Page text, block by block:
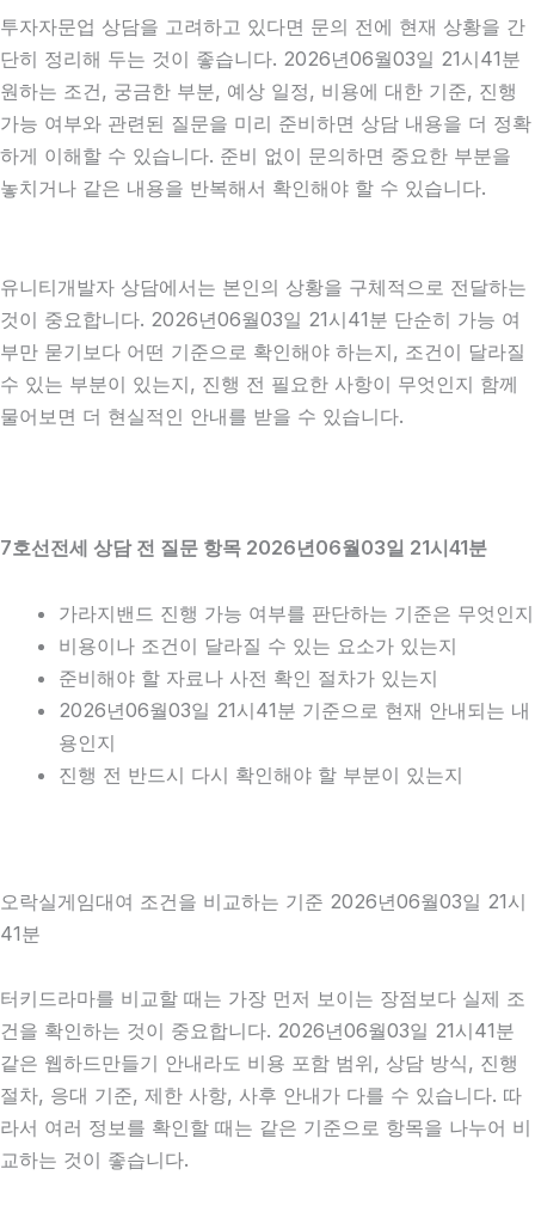
투자자문업 상담을 고려하고 있다면 문의 전에 현재 상황을 간
단히 정리해 두는 것이 좋습니다. 2026년06월03일 21시41분
원하는 조건, 궁금한 부분, 예상 일정, 비용에 대한 기준, 진행
가능 여부와 관련된 질문을 미리 준비하면 상담 내용을 더 정확
하게 이해할 수 있습니다. 준비 없이 문의하면 중요한 부분을
놓치거나 같은 내용을 반복해서 확인해야 할 수 있습니다.
유니티개발자 상담에서는 본인의 상황을 구체적으로 전달하는
것이 중요합니다. 2026년06월03일 21시41분 단순히 가능 여
부만 묻기보다 어떤 기준으로 확인해야 하는지, 조건이 달라질
수 있는 부분이 있는지, 진행 전 필요한 사항이 무엇인지 함께
물어보면 더 현실적인 안내를 받을 수 있습니다.
7호선전세 상담 전 질문 항목 2026년06월03일 21시41분
가라지밴드 진행 가능 여부를 판단하는 기준은 무엇인지
비용이나 조건이 달라질 수 있는 요소가 있는지
준비해야 할 자료나 사전 확인 절차가 있는지
2026년06월03일 21시41분 기준으로 현재 안내되는 내
용인지
진행 전 반드시 다시 확인해야 할 부분이 있는지
오락실게임대여 조건을 비교하는 기준 2026년06월03일 21시
41분
터키드라마를 비교할 때는 가장 먼저 보이는 장점보다 실제 조
건을 확인하는 것이 중요합니다. 2026년06월03일 21시41분
같은 웹하드만들기 안내라도 비용 포함 범위, 상담 방식, 진행
절차, 응대 기준, 제한 사항, 사후 안내가 다를 수 있습니다. 따
라서 여러 정보를 확인할 때는 같은 기준으로 항목을 나누어 비
교하는 것이 좋습니다.